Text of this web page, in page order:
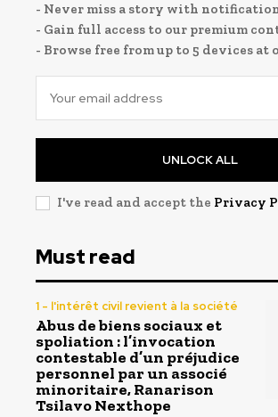
- Never miss a story with
- Gain full access to our premium
- Browse free from up to 5 devices at
UNLOCK ALL
I've read and accept the Privacy
Must read
1 - l'intérêt civil revient à la société
Abus de biens sociaux et
spoliation : l’invocation
contestable d’un préjudice
personnel par un associé
minoritaire, Ranarison
Tsilavo Nexthope